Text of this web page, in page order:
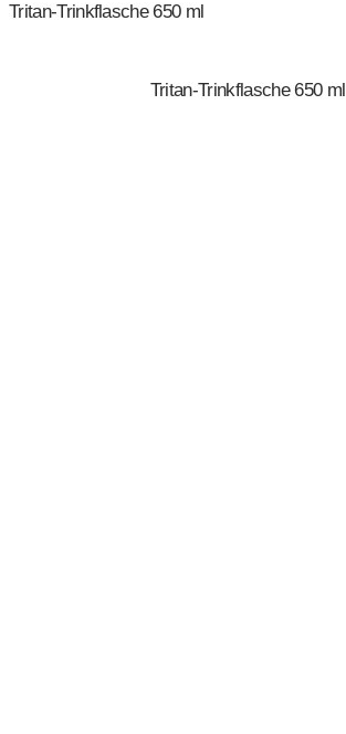
Tritan-Trinkflasche 650 ml
Tritan-Trinkflasche 650 ml